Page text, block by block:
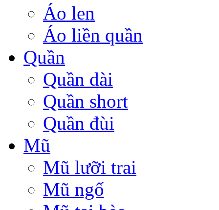
Áo len
Áo liền quần
Quần
Quần dài
Quần short
Quần đùi
Mũ
Mũ lưỡi trai
Mũ ngố